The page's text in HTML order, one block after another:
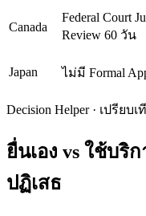
Canada
Federal Court
Review 60 วัน
Japan ไม่มี Formal
Decision Helper · เปรียบ
ยื่นเอง vs ใช้บริ
ปฏิเสธ